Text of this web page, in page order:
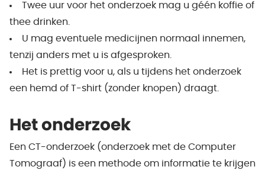
Twee uur voor het onderzoek mag u géén koffie of
thee drinken.
U mag eventuele medicijnen normaal innemen,
tenzij anders met u is afgesproken.
Het is prettig voor u, als u tijdens het onderzoek
een hemd of T-shirt (zonder knopen) draagt.
Het onderzoek
Een CT-onderzoek (onderzoek met de Computer
Tomograaf) is een methode om informatie te krijgen